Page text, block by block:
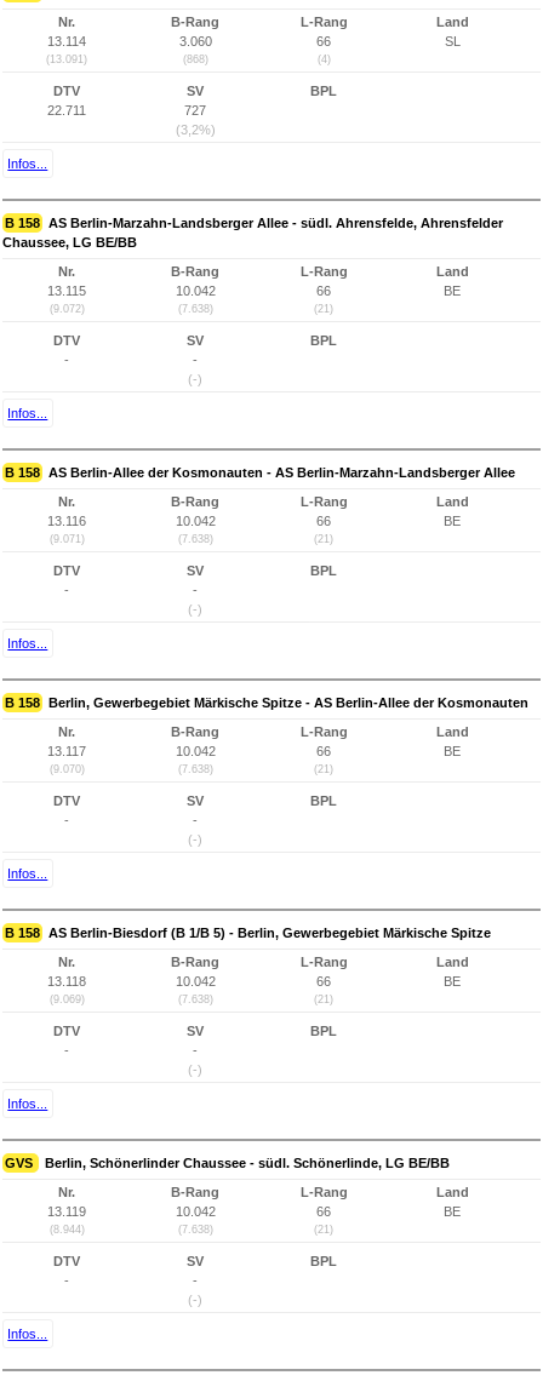
Nr.
13.114
(13.091)
B-Rang
3.060
(868)
L-Rang
66
(4)
Land
SL
DTV
22.711
SV
727
(3,2%)
BPL
Infos...
B 158 AS Berlin-Marzahn-Landsberger Allee - südl. Ahrensfelde, Ahrensfelder
Chaussee, LG BE/BB
Nr.
13.115
(9.072)
B-Rang
10.042
(7.638)
L-Rang
66
(21)
Land
BE
DTV
-
SV
-
(-)
BPL
Infos...
B 158 AS Berlin-Allee der Kosmonauten - AS Berlin-Marzahn-Landsberger Allee
Nr.
13.116
(9.071)
B-Rang
10.042
(7.638)
L-Rang
66
(21)
Land
BE
DTV
-
SV
-
(-)
BPL
Infos...
B 158 Berlin, Gewerbegebiet Märkische Spitze - AS Berlin-Allee der Kosmonauten
Nr.
13.117
(9.070)
B-Rang
10.042
(7.638)
L-Rang
66
(21)
Land
BE
DTV
-
SV
-
(-)
BPL
Infos...
B 158 AS Berlin-Biesdorf (B 1/B 5) - Berlin, Gewerbegebiet Märkische Spitze
Nr.
13.118
(9.069)
B-Rang
10.042
(7.638)
L-Rang
66
(21)
Land
BE
DTV
-
SV
-
(-)
BPL
Infos...
GVS Berlin, Schönerlinder Chaussee - südl. Schönerlinde, LG BE/BB
Nr.
13.119
(8.944)
B-Rang
10.042
(7.638)
L-Rang
66
(21)
Land
BE
DTV
-
SV
-
(-)
BPL
Infos...